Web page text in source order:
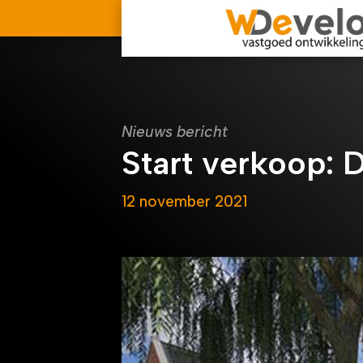
Nieuws bericht
Start verkoop:
12 november 2021